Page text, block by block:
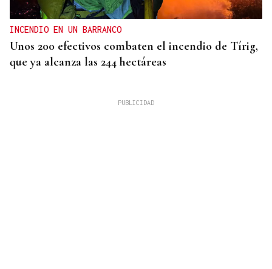
INCENDIO EN UN BARRANCO
Unos 200 efectivos combaten el incendio de Tírig,
que ya alcanza las 244 hectáreas